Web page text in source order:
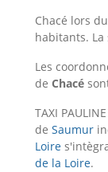
Chacé lors
habitants. La
Les
de Chacé
TAXI
de Saumur
Loire
de la Loire.